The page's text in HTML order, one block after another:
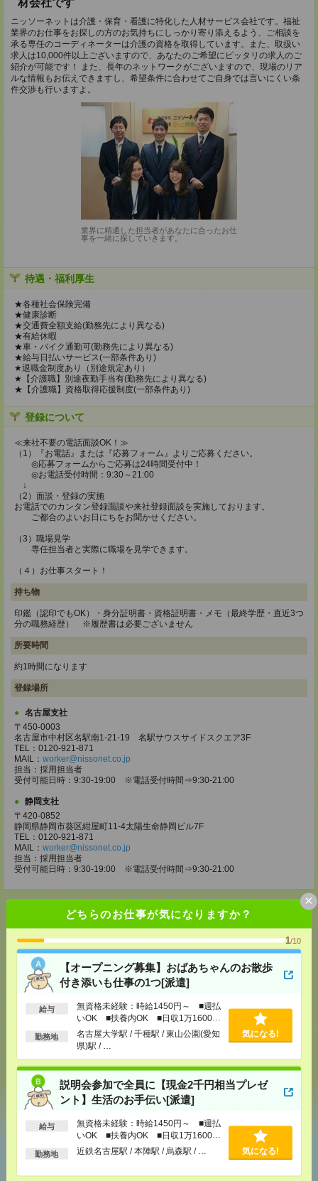
どちらのお仕事が気になりますか？
1/10
【オープニング募集】おばあちゃんのお散歩
付き添いも仕事の1つ[派遣]
給与
無資格未経験：時給1450円～ ■週払
いOK ■扶養内OK ■日収1万1600円
以上
勤務地
名古屋大学駅 / 千種駅 / 東山公園(愛知
県)駅 / …
気になる!
説明会参加で全員に【現金2千円相当プレゼ
ント】生活のお手伝い[派遣]
給与
無資格未経験：時給1450円～ ■週払
いOK ■扶養内OK ■日収1万1600円
以上
勤務地 近鉄名古屋駅 / 本陣駅 / 烏森駅 / … 気になる!
×
材会社です
ニッソーネットは介護・保育・看護に特化した人材サービス会社です。福祉
業界のお仕事をお探しの方のお気持ちにしっかり寄り添えるよう、ご相談を
承る専任のコーディネーターは介護の資格を取得しています。また、取扱い
求人は10,000件以上ございますので、あなたのご希望にピッタリの求人のご
紹介が可能です！ また、長年のネットワークがございますので、現場のリア
ルな情報もお伝えできますし、希望条件に合わせてご自身では言いにくい条
件交渉も行いますよ。
業界に精通した担当者があなたに合ったお仕
事を一緒に探していきます。
待遇・福利厚生
★各種社会保険完備
★健康診断
★交通費全額支給(勤務先により異なる)
★有給休暇
★車・バイク通勤可(勤務先により異なる)
★給与日払いサービス(一部条件あり)
★退職金制度あり（別途規定あり）
★【介護職】別途夜勤手当有(勤務先により異なる)
★【介護職】資格取得応援制度(一部条件あり)
登録について
≪来社不要の電話面談OK！≫
（1）『お電話』または『応募フォーム』よりご応募ください。
◎応募フォームからご応募は24時間受付中！
◎お電話受付時間：9:30～21:00
↓
（2）面談・登録の実施
お電話でのカンタン登録面談や来社登録面談を実施しております。
ご都合のよいお日にちをお聞かせください。
（3）職場見学
専任担当者と実際に職場を見学できます。
（４）お仕事スタート！
持ち物
印鑑（認印でもOK）・身分証明書・資格証明書・メモ（最終学歴・直近3つ
分の職務経歴） ※履歴書は必要ございません
所要時間
約1時間になります
登録場所
名古屋支社
〒450-0003
名古屋市中村区名駅南1-21-19 名駅サウスサイドスクエア3F
TEL：0120-921-871
MAIL： worker@nissonet.co.jp
担当：採用担当者
受付可能日時：9:30-19:00 ※電話受付時間⇒9:30-21:00
静岡支社
〒420-0852
静岡県静岡市葵区紺屋町11-4太陽生命静岡ビル7F
TEL：0120-921-871
MAIL： worker@nissonet.co.jp
担当：採用担当者
受付可能日時：9:30-19:00 ※電話受付時間⇒9:30-21:00
応募ページへ
メールで送る LINEで送る
シェア ツイート ブックマーク
あなたの閲覧履歴からの